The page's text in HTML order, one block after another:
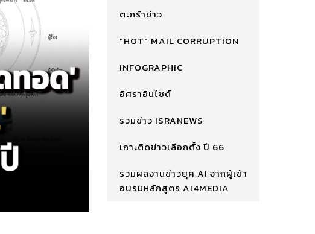
ตะกร้าข่าว
"HOT" MAIL CORRUPTION
INFOGRAPHIC
อิศราอินไซด์
รวมข่าว ISRANEWS
เกาะติดข่าวเลือกตั้ง ปี 66
รวมผลงานข่าวยุค AI จากผู้เข้า
อบรมหลักสูตร AI4MEDIA